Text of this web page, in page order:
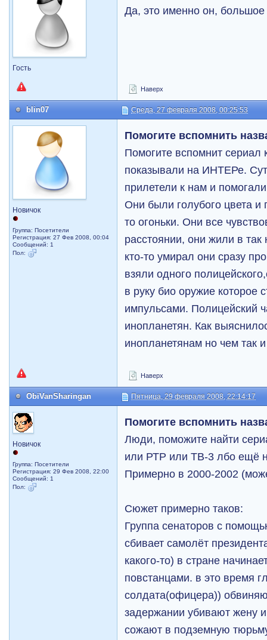
Гость
Да, это именно он, большое
Наверх
blin07 Среда, 27 февраля 2008, 00:25:53
Новичок
Группа: Посетители
Регистрация: 27 Фев 2008, 00:04
Сообщений: 1
Пол:
Помогите вспомнить
Помогите вспомнит сериал
показывали на ИНТЕРе.
прилетели к нам и
Они были голубого цвета и
то огоньки. Они все
расстоянии, они жили в
кто-то умирал они сразу
взяли одного
в руку био оружие которое
импульсами. Полицейский
инопланетян. Как
инопланетянам но чем так
Наверх
ObiVanSharingan Пятница, 29 февраля 2008, 22:14:17
Новичок
Группа: Посетители
Регистрация: 29 Фев 2008, 22:00
Сообщений: 1
Пол:
Помогите вспомнить
Люди, поможите найти
или РТР или ТВ-3 лбо ещё
Примерно в 2000-2002
Сюжет примерно таков:
Группа сенаторов с
сбивает самолёт
какого-то) в стране
повстанцами. в это время
солдата(офицера))
задержании убивают жену
сожают в подземную